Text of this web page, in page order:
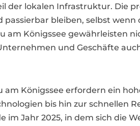
der lokalen Infrastruktur. Die
passierbar bleiben, selbst
am Königssee gewährleisten
und Geschäfte
Königssee erfordern ein
bis hin zur schnellen
im Jahr 2025, in dem sich die